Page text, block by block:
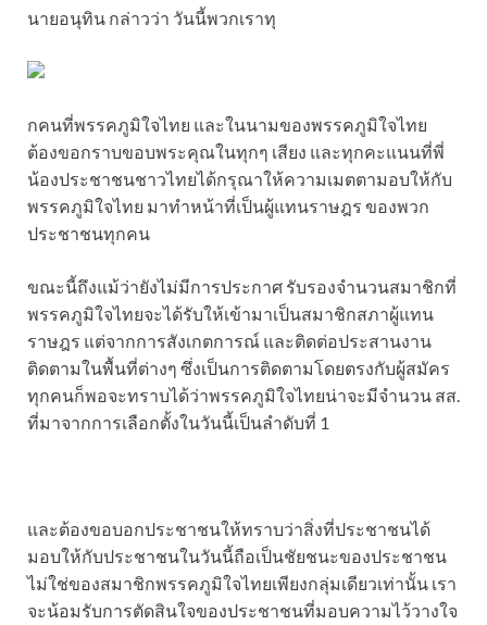
นายอนุทิน กล่าวว่า วันนี้พวกเราทุ
กคนที่พรรคภูมิใจไทย และในนามของพรรคภูมิใจไทย
ต้องขอกราบขอบพระคุณในทุกๆ เสียง และทุกคะแนนที่พี่
น้องประชาชนชาวไทยได้กรุณาให้ความเมตตามอบให้กับ
พรรคภูมิใจไทย มาทำหน้าที่เป็นผู้แทนราษฎร ของพวก
ประชาชนทุกคน
ขณะนี้ถึงแม้ว่ายังไม่มีการประกาศ รับรองจำนวนสมาชิกที่
พรรคภูมิใจไทยจะได้รับให้เข้ามาเป็นสมาชิกสภาผู้แทน
ราษฎร แต่จากการสังเกตการณ์ และติดต่อประสานงาน
ติดตามในพื้นที่ต่างๆ ซึ่งเป็นการติดตามโดยตรงกับผู้สมัคร
ทุกคนก็พอจะทราบได้ว่าพรรคภูมิใจไทยน่าจะมีจำนวน สส.
ที่มาจากการเลือกตั้งในวันนี้เป็นลำดับที่ 1
และต้องขอบอกประชาชนให้ทราบว่าสิ่งที่ประชาชนได้
มอบให้กับประชาชนในวันนี้ถือเป็นชัยชนะของประชาชน
ไม่ใช่ของสมาชิกพรรคภูมิใจไทยเพียงกลุ่มเดียวเท่านั้น เรา
จะน้อมรับการตัดสินใจของประชาชนที่มอบความไว้วางใจ